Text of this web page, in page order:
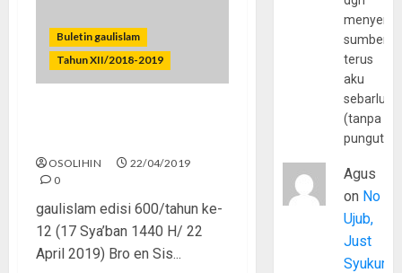
Buletin gaulislam
Tahun XII/2018-2019
OSOLIHIN
22/04/2019
0
gaulislam edisi 600/tahun ke-
12 (17 Sya’ban 1440 H/ 22
April 2019) Bro en Sis...
sumber
terus
aku
(tanpa
Agus
on No
Ujub,
Just
Syukur